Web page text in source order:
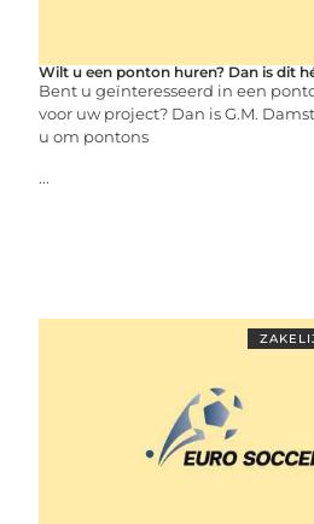
Wilt u een ponton huren? Dan is dit
Bent u geïnteresseerd in een
voor uw project? Dan is G.M.
u om pontons
...